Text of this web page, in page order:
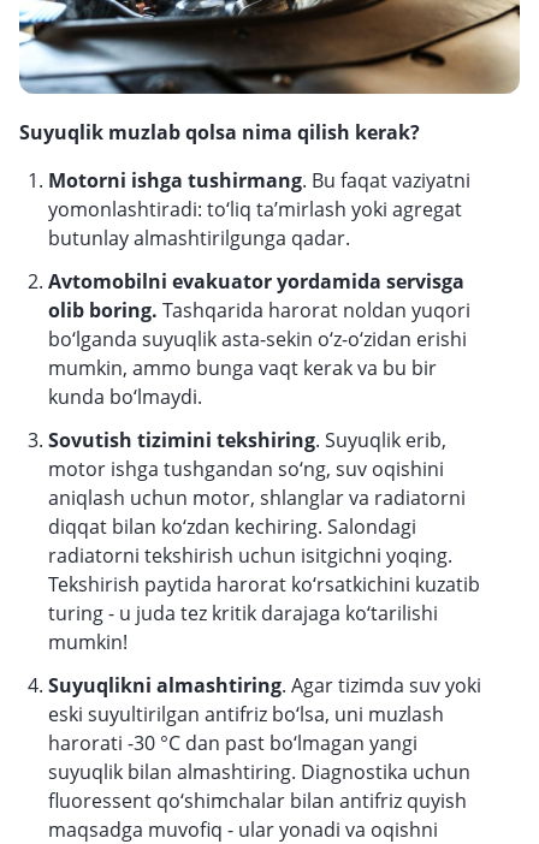
Suyuqlik muzlab qolsa nima qilish kerak?
Motorni ishga tushirmang. Bu faqat vaziyatni
yomonlashtiradi: to‘liq ta’mirlash yoki agregat
butunlay almashtirilgunga qadar.
Avtomobilni evakuator yordamida servisga
olib boring. Tashqarida harorat noldan yuqori
bo‘lganda suyuqlik asta-sekin o‘z-o‘zidan erishi
mumkin, ammo bunga vaqt kerak va bu bir
kunda bo‘lmaydi.
Sovutish tizimini tekshiring. Suyuqlik erib,
motor ishga tushgandan so‘ng, suv oqishini
aniqlash uchun motor, shlanglar va radiatorni
diqqat bilan ko‘zdan kechiring. Salondagi
radiatorni tekshirish uchun isitgichni yoqing.
Tekshirish paytida harorat ko‘rsatkichini kuzatib
turing - u juda tez kritik darajaga ko‘tarilishi
mumkin!
Suyuqlikni almashtiring. Agar tizimda suv yoki
eski suyultirilgan antifriz bo‘lsa, uni muzlash
harorati -30 °C dan past bo‘lmagan yangi
suyuqlik bilan almashtiring. Diagnostika uchun
fluoressent qo‘shimchalar bilan antifriz quyish
maqsadga muvofiq - ular yonadi va oqishni